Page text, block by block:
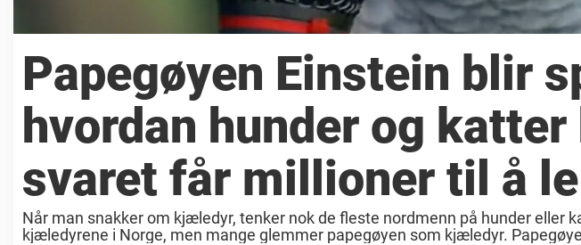
Papegøyen Einstein blir
hvordan hunder og
svaret får millioner til å
Når man snakker om kjæledyr, tenker nok de fleste nordmenn på hunder eller
kjæledyrene i Norge, men mange glemmer papegøyen som kjæledyr.